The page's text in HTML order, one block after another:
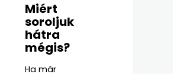
Miért
soroljuk
hátra
mégis?
Ha már